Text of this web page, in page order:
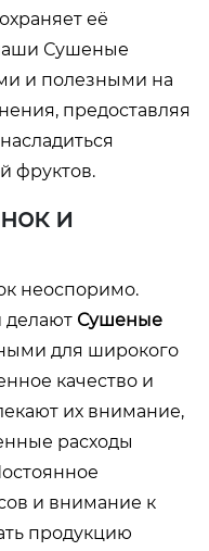
её
Сушеные
и полезными на
предоставляя
фруктов.
и
неоспоримо.
Сушеные
для широкого
качество и
их внимание,
расходы
и внимание к
продукцию